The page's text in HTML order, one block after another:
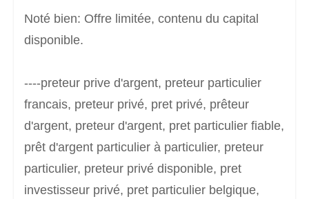
Noté bien: Offre limitée, contenu du capital
disponible.
----preteur prive d'argent, preteur particulier
francais, preteur privé, pret privé, prêteur
d'argent, preteur d'argent, pret particulier fiable,
prêt d'argent particulier à particulier, preteur
particulier, preteur privé disponible, pret
investisseur privé, pret particulier belgique,